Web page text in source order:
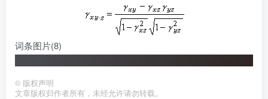
词条图片(8)
© 版权声明
文章版权归作者所有，未经允许请勿转载。